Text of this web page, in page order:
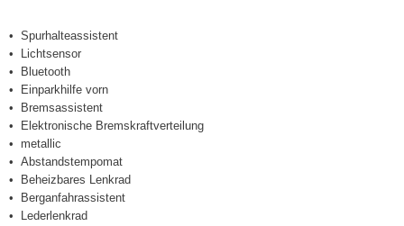
Spurhalteassistent
Lichtsensor
Bluetooth
Einparkhilfe vorn
Bremsassistent
Elektronische Bremskraftverteilung
metallic
Abstandstempomat
Beheizbares Lenkrad
Berganfahrassistent
Lederlenkrad